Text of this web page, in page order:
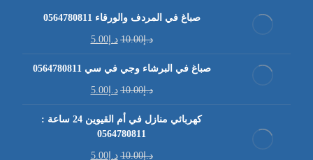
صباغ في المردف والورقاء 0564780811
د.إ10.00 د.إ5.00
صباغ في البرشاء وجي في سي 0564780811
د.إ10.00 د.إ5.00
كهربائي منازل في أم القيوين 24 ساعة :
0564780811
د.إ10.00 د.إ5.00